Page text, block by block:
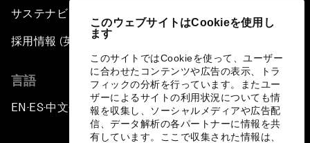
このウェブサイトはCookieを使用し
ます
このサイトではCookieを使って、ユーザー
に合わせたコンテンツや広告の表示、トラ
フィックの分析を行っています。またユー
ザーによるサイトの利用状況についても情
報を収集し、ソーシャルメディアや広告配
信、データ解析の各パートナーに情報を共
有しています。ここで収集された情報は、
サステナビリティへの取り組み
採用情報 (英語のみ)
言語
EN ▪ES▪中文▪ 日本語